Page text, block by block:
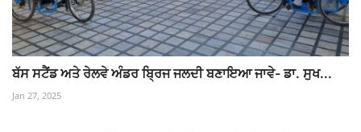
ਬੱਸ ਸਟੈਂਡ ਅਤੇ ਰੇਲਵੇ ਅੰਡਰ ਬ੍ਰਿਜ ਜਲਦੀ ਬਣਾਇਆ ਜਾਵੇ- ਡਾ. ਸੁਖ...
Jan 27, 2025